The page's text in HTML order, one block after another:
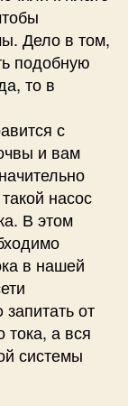
Дело в том,
подобную
то в
с
и вам
насос
В этом
в нашей
от
тока, а вся
системы